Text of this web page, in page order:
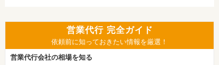
営業代行 完全ガイド
依頼前に知っておきたい情報を厳選！
営業代行会社の相場を知る